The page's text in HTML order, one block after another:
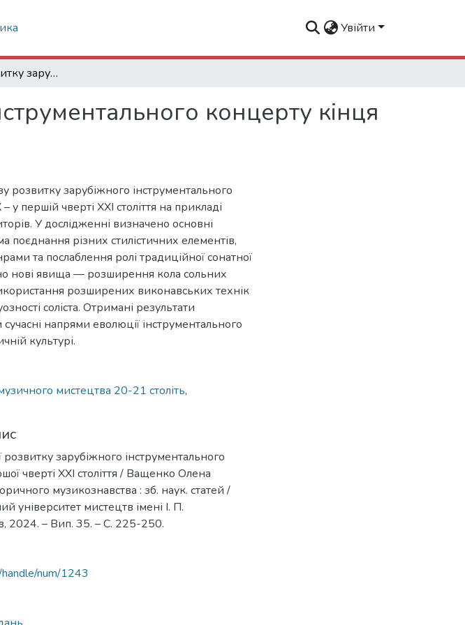
Увійти
Тенденції розвитку зарубіжного інструментального концерту кінця ХХ – першої чверті ХХІ століття
концерту кінця
розвитку зарубіжного інструментального
у першій чверті ХХІ століття на прикладі
У дослідженні визначено основні
поєднання різних стилістичних елементів,
та послаблення ролі традиційної сонатної
нові явища — розширення кола сольних
розширених виконавських технік
соліста. Отримані результати
напрями еволюції інструментального
культурі.
музичного мистецтва 20-21 століть,
зарубіжного інструментального
чверті ХХІ століття / Ващенко Олена
музикознавства : зб. наук. статей /
університет мистецтв імені І. П.
2024. – Вип. 35. – С. 225-250.
num/1243